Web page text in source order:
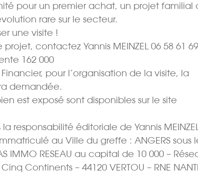
pour un premier achat, un projet familial
rare sur le secteur.
une visite !
contactez Yannis MEINZEL 06 58 61
162 000 
pour l’organisation de la visite, la
demandée.
est exposé sont disponibles sur le site
responsabilité éditoriale de Yannis
au Ville du greffe : ANGERS sous
IMMO RESEAU au capital de 10 000 –
Continents – 44120 VERTOU – RNE